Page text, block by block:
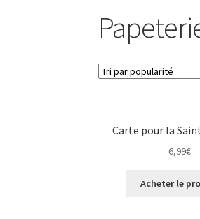
Carte pour la
6,99€
Acheter le